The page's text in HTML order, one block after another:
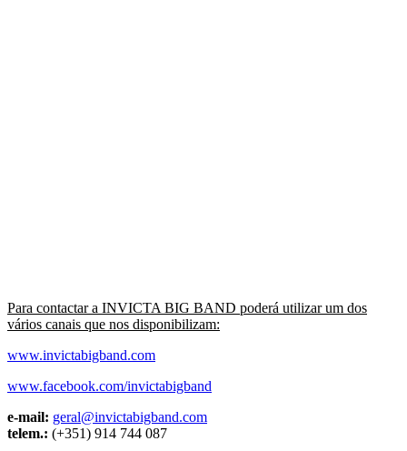
Para contactar a INVICTA BIG BAND poderá utilizar um dos
vários canais que nos disponibilizam:
www.invictabigband.com
www.facebook.com/invictabigband
e-mail: geral@invictabigband.com
telem.: (+351) 914 744 087